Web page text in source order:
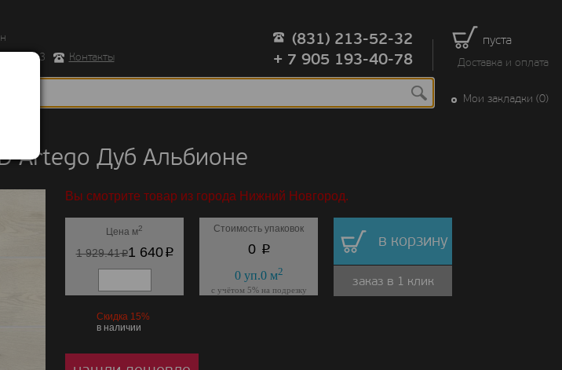
пуста
Доставка и оплата
корпус 3
Контакты
(831) 213-52-32
+ 7 905 193-40-78
Мои закладки (0)
Artego Дуб Альбионе
Вы смотрите товар из города Нижний Новгород.
Цена м2
1 929.41p1 640p
Стоимость упаковок
0 p
0уп.0м2
с учётом 5% на подрезку
в корзину
заказ в 1 клик
Скидка 15%
в наличии